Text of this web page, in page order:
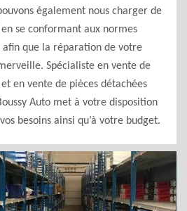
également nous charger de
se conformant aux normes
afin que la réparation de votre
Spécialiste en vente de
en vente de pièces détachées
Auto met à votre disposition
besoins ainsi qu’à votre budget.